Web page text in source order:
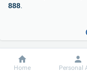
888.
Dobrobut
Home Personal